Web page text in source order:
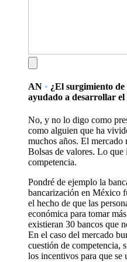
AN • ¿El surgimiento de
ayudado a desarrollar el
No, y no lo digo como
como alguien que ha
muchos años. El mercado
Bolsas de valores. Lo que
competencia.
Pondré de ejemplo la
bancarización en México
el hecho de que las
económica para tomar
existieran 30 bancos que
En el caso del mercado
cuestión de competencia,
los incentivos para que se